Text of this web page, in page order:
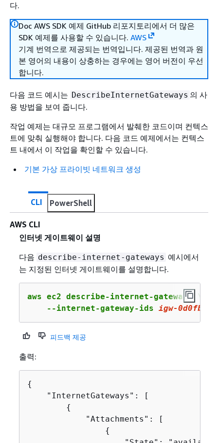
다.
Doc AWS SDK 예제 GitHub 리포지토리에서 더 많은
SDK 예제를 사용할 수 있습니다. AWS
기계 번역으로 제공되는 번역입니다. 제공된 번역과 원
본 영어의 내용이 상충하는 경우에는 영어 버전이 우선
합니다.
다음 코드 예시는 DescribeInternetGateways 의 사
용 방법을 보여 줍니다.
작업 예제는 대규모 프로그램에서 발췌한 코드이며 컨텍스
트에 맞춰 실행해야 합니다. 다음 코드 예제에서는 컨텍스
트 내에서 이 작업을 확인할 수 있습니다.
기본 가상 프라이빗 네트워크 생성
CLI PowerShell
AWS CLI
인터넷 게이트웨이 설명
다음 describe-internet-gateways 예시에서
는 지정된 인터넷 게이트웨이를 설명합니다.
aws ec2 describe-internet-gateways \
    --internet-gateway-ids
igw-0d0fb
피드백 제공
출력:
{
    "InternetGateways": [
{
            "Attachments": [
{